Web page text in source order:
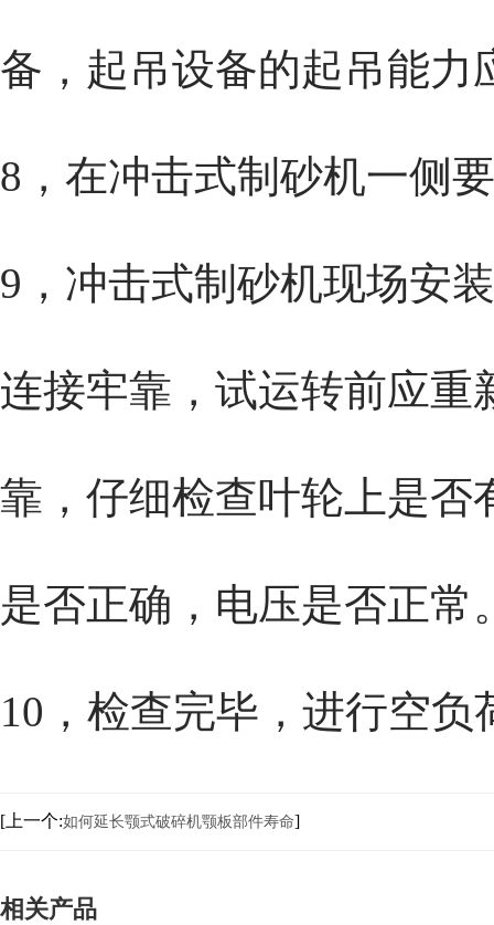
备，起吊设备的起吊能力
8，在冲击式制砂机一侧
9， 冲击式制砂机现场安
连接牢靠，试运转前应重
靠，仔细检查叶轮上是否
是否正确，电压是否正常
10，检查完毕，进行空
[上一个:如何延长颚式破碎机颚板部件寿命]
相关产品